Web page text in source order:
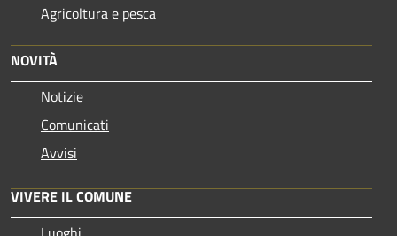
Agricoltura e pesca
NOVITÀ
Notizie
Comunicati
Avvisi
VIVERE IL COMUNE